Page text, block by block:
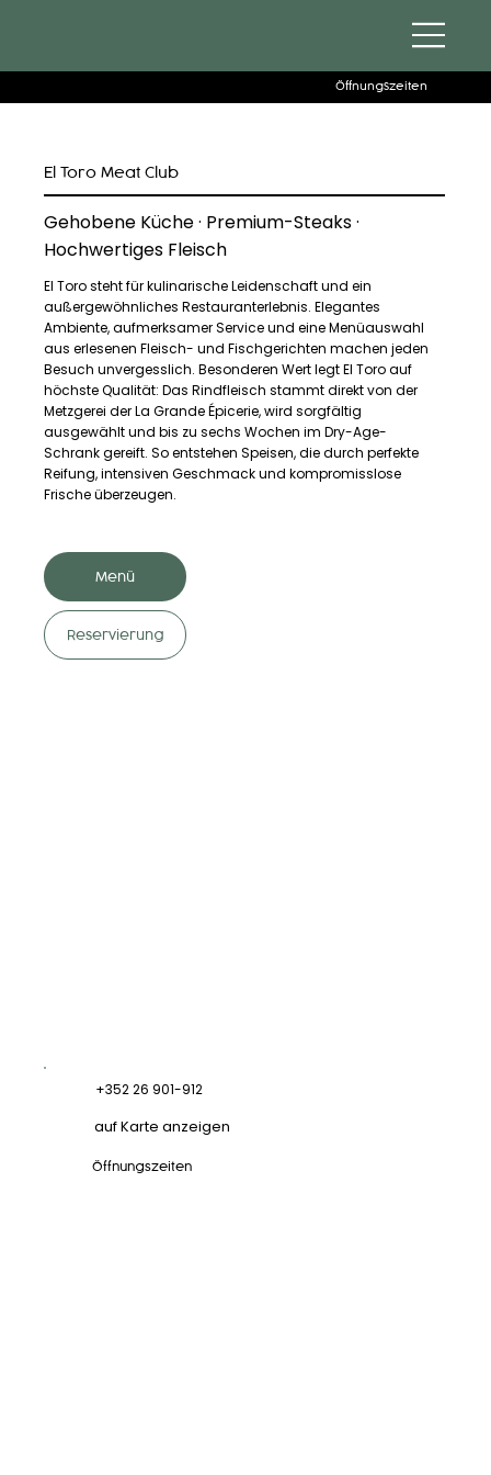
Öffnungszeiten
El Toro Meat Club
Gehobene Küche · Premium-Steaks ·
Hochwertiges Fleisch
El Toro steht für kulinarische Leidenschaft und ein
außergewöhnliches Restauranterlebnis. Elegantes
Ambiente, aufmerksamer Service und eine Menüauswahl
aus erlesenen Fleisch- und Fischgerichten machen jeden
Besuch unvergesslich. Besonderen Wert legt El Toro auf
höchste Qualität: Das Rindfleisch stammt direkt von der
Metzgerei der La Grande Épicerie, wird sorgfältig
ausgewählt und bis zu sechs Wochen im Dry-Age-
Schrank gereift. So entstehen Speisen, die durch perfekte
Reifung, intensiven Geschmack und kompromisslose
Frische überzeugen.
Menü
Reservierung
+352 26 901-912
auf Karte anzeigen
Öffnungszeiten